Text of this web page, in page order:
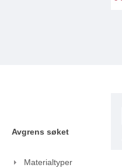
Avgrens søket
Materialtyper